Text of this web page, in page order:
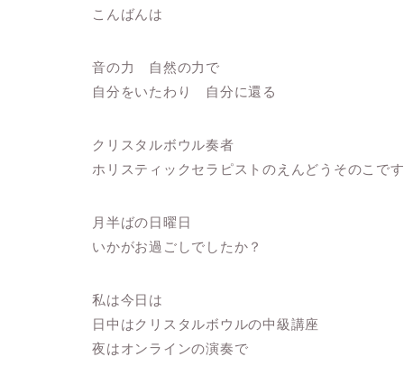
こんばんは
音の力 自然の力で
自分をいたわり 自分に還る
クリスタルボウル奏者
ホリスティックセラピストのえんどうそのこです
月半ばの日曜日
いかがお過ごしでしたか？
私は今日は
日中はクリスタルボウルの中級講座
夜はオンラインの演奏で